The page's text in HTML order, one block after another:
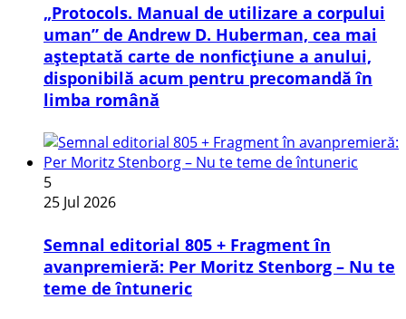
„Protocols. Manual de utilizare a corpului
uman” de Andrew D. Huberman, cea mai
așteptată carte de nonficțiune a anului,
disponibilă acum pentru precomandă în
limba română
5
25 Jul 2026
Semnal editorial 805 + Fragment în
avanpremieră: Per Moritz Stenborg – Nu te
teme de întuneric